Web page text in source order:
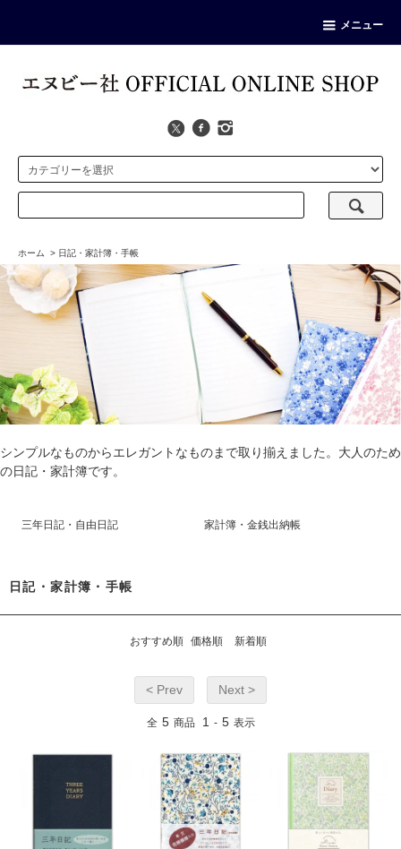
メニュー
ホーム > 日記・家計簿・手帳
シンプルなものからエレガントなものまで取り揃えました。大人のため
の日記・家計簿です。
三年日記・自由日記 家計簿・金銭出納帳
日記・家計簿・手帳
おすすめ順 価格順 新着順
< Prev Next >
全 5 商品 1 - 5 表示